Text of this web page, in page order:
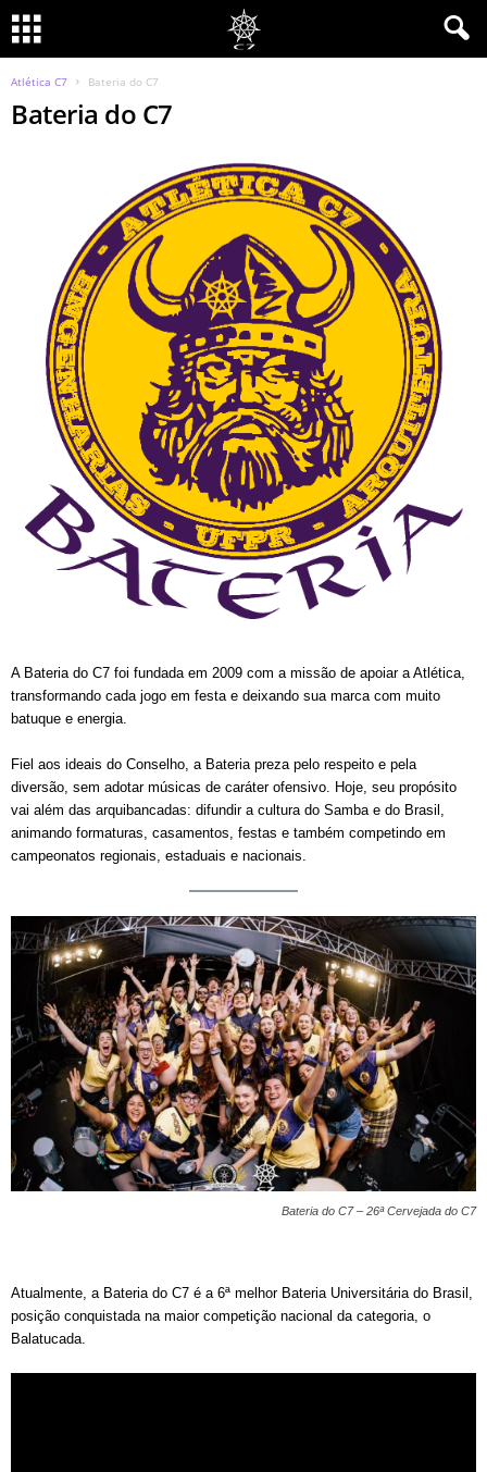
Atlética C7 Bateria do C7
Bateria do C7
A Bateria do C7 foi fundada em 2009 com a missão de apoiar a Atlética,
transformando cada jogo em festa e deixando sua marca com muito
batuque e energia.
Fiel aos ideais do Conselho, a Bateria preza pelo respeito e pela
diversão, sem adotar músicas de caráter ofensivo. Hoje, seu propósito
vai além das arquibancadas: difundir a cultura do Samba e do Brasil,
animando formaturas, casamentos, festas e também competindo em
campeonatos regionais, estaduais e nacionais.
Bateria do C7 – 26ª Cervejada do C7
Atualmente, a Bateria do C7 é a 6ª melhor Bateria Universitária do Brasil,
posição conquistada na maior competição nacional da categoria, o
Balatucada.